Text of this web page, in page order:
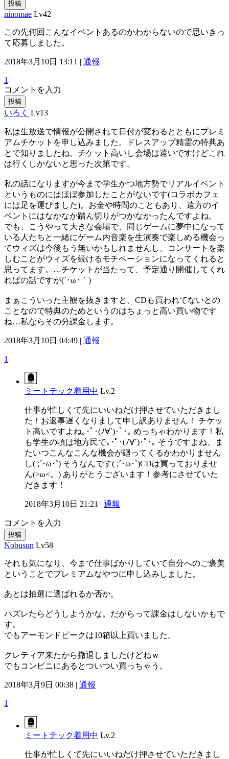
投稿
ninomae Lv42
この先何回こんなイベントあるのかわからないので思いきっ
て応募しました。
2018年3月10日 13:11 | 通報
1
コメントを入力
投稿
いろく Lv13
私は生放送で情報が公開されて日付が変わるとともにプレミ
アムチケットを申し込みました。ドレスアップ精霊の特典あ
とで知りましたね。チケット高いし会場は遠いですけどこれ
は行くしかないと思った次第です。
私の話になりますが今まで学生かつ地方勢でリアルイベント
というものにはほぼ参加したことがないです(コラボカフェ
には足を運びました)。お金や時間のこともあり、遠方のイ
ベントにはなかなか踏ん切りがつかなかったんですよね。
でも、こうやって大きな会場で、同じゲームに夢中になって
いる人たちと一緒にゲーム内音楽を生演奏で楽しめる機会っ
てウィズは今後もう無いかもしれませんし、コンサートを楽
しむことがウィズを続けるモチベーションになってくれると
思ってます。…チケットが当たって、予定通り開催してくれ
ればの話ですが(´･ω･｀)
まぁこういった主観を抜きますと、CDも買われてないとの
ことなので特典のためというのはちょっと高い買い物です
ね…私ならその分課金します。
2018年3月10日 04:49 | 通報
1
ミートテック着用中 Lv.2
仕事が忙しくて先にいいねだけ押させていただきまし
た！お返事遅くなりまして申し訳ありません！ チケッ
ト高いですよね｡･ﾟ･(ﾉ∀`)･ﾟ･｡ めっちゃわかります！私
も学生の頃は地方民で｡･ﾟ･(ﾉ∀`)･ﾟ･｡ そうですよね、ま
たいつこんなこんな機会が廻ってくるかわかりません
し( ;´･ω･`) そうなんです( ;´･ω･`)CDは買っておりませ
ん(>ω<。) ありがとうございます！参考にさせていた
だきます！
2018年3月10日 21:21 | 通報
コメントを入力
投稿
Nobusun Lv58
それも気になり、今まで仕事ばかりしていて自分へのご褒美
ということでプレミアムなやつに申し込みしました。
あとは抽選に選ばれるか否か。
ハズレたらどうしようかな。だからって課金はしないかもで
す。
でもアーモンドピークは10箱以上買いました。
クレティア来たから撤退しましたけどねｗ
でもコンビニにあるとついつい買っちゃう。
2018年3月9日 00:38 | 通報
1
ミートテック着用中 Lv.2
仕事が忙しくて先にいいねだけ押させていただきまし